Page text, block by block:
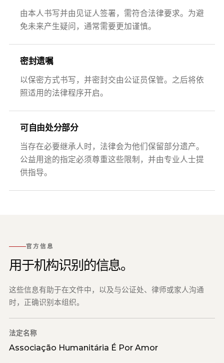
由本人书写并由见证人签署，需符合法律要求。为避
免未来产生疑问，通常需要更加谨慎。
密封遗嘱
以保密方式书写，并密封交由公证员保管。之后将依
照适用的法律程序开启。
可自由处分部分
当存在必要继承人时，法律会为他们保留部分遗产。
公益用途的指定必须尊重这些限制，并由专业人士提
供指导。
官方信息
用于机构识别的信息。
这些信息有助于在文件中，以及与公证处、律师或家人沟通
时，正确识别本组织。
法定名称
Associação Humanitária É Por Amor